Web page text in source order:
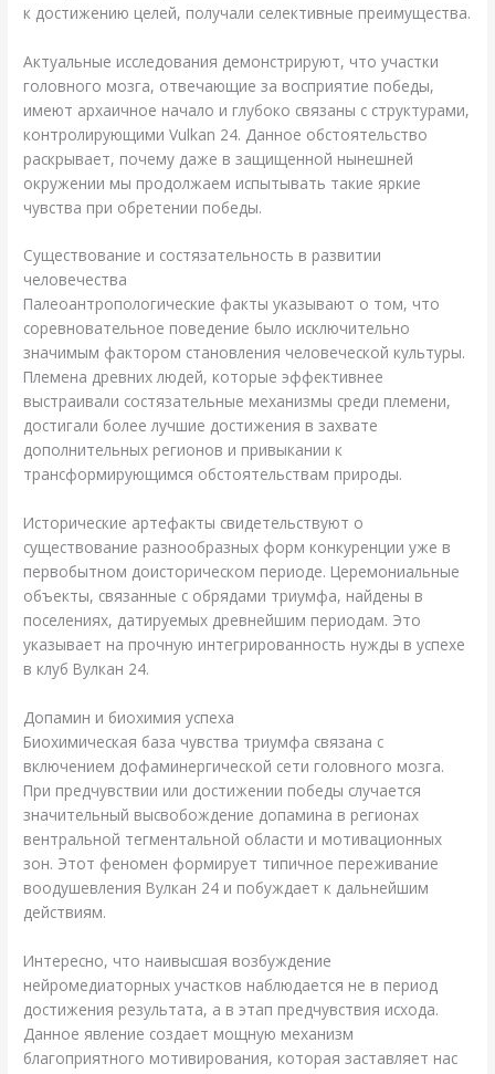
к достижению целей, получали селективные преимущества.
Актуальные исследования демонстрируют, что участки
головного мозга, отвечающие за восприятие победы,
имеют архаичное начало и глубоко связаны с структурами,
контролирующими Vulkan 24. Данное обстоятельство
раскрывает, почему даже в защищенной нынешней
окружении мы продолжаем испытывать такие яркие
чувства при обретении победы.
Существование и состязательность в развитии
человечества
Палеоантропологические факты указывают о том, что
соревновательное поведение было исключительно
значимым фактором становления человеческой культуры.
Племена древних людей, которые эффективнее
выстраивали состязательные механизмы среди племени,
достигали более лучшие достижения в захвате
дополнительных регионов и привыкании к
трансформирующимся обстоятельствам природы.
Исторические артефакты свидетельствуют о
существование разнообразных форм конкуренции уже в
первобытном доисторическом периоде. Церемониальные
объекты, связанные с обрядами триумфа, найдены в
поселениях, датируемых древнейшим периодам. Это
указывает на прочную интегрированность нужды в успехе
в клуб Вулкан 24.
Допамин и биохимия успеха
Биохимическая база чувства триумфа связана с
включением дофаминергической сети головного мозга.
При предчувствии или достижении победы случается
значительный высвобождение допамина в регионах
вентральной тегментальной области и мотивационных
зон. Этот феномен формирует типичное переживание
воодушевления Вулкан 24 и побуждает к дальнейшим
действиям.
Интересно, что наивысшая возбуждение
нейромедиаторных участков наблюдается не в период
достижения результата, а в этап предчувствия исхода.
Данное явление создает мощную механизм
благоприятного мотивирования, которая заставляет нас